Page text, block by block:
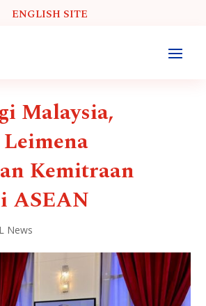
ENGLISH SITE
Malaysia,
Kemitraan
ASEAN
News